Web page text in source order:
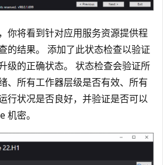
你将看到针对应用服务资源提供程
的结果。 添加了此状态检查以验证
级的正确状态。 状态检查会验证所
、所有工作器层级是否有效、所有
行状况是否良好，并验证是否可以
机密。